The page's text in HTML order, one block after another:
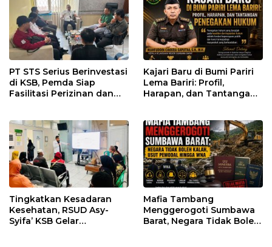
PT STS Serius Berinvestasi
di KSB, Pemda Siap
Fasilitasi Perizinan dan
Kajari Baru di Bumi Pariri
Lema Bariri: Profil,
Harapan, dan Tantangan
Tingkatkan Kesadaran
Kesehatan, RSUD Asy-
Syifa’ KSB Gelar
Mafia Tambang
Menggerogoti Sumbawa
Barat, Negara Tidak Boleh